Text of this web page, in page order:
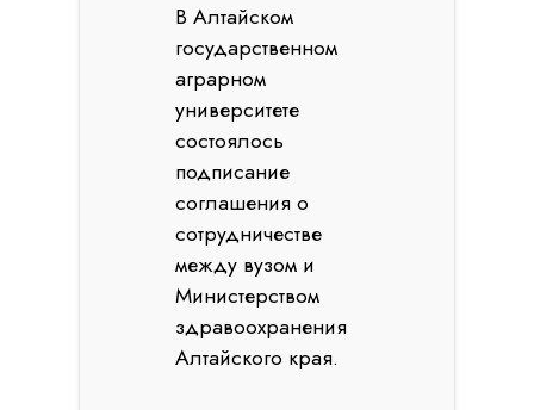
В Алтайском
государственном
аграрном
университете
состоялось
подписание
соглашения о
сотрудничестве
между вузом и
Министерством
здравоохранения
Алтайского края.